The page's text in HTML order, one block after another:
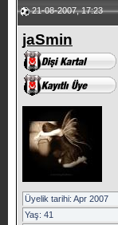
21-08-2007, 17:23
jaSmin
Üyelik tarihi: Apr 2007
Yaş: 41